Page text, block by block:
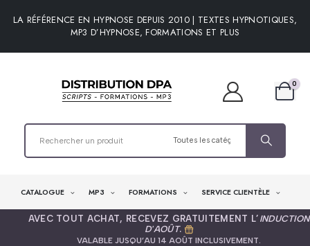
LA RÉFÉRENCE EN HYPNOSE DEPUIS 2010 | TEXTES HYPNOTIQUES,
MP3 D’HYPNOSE, FORMATIONS ET PLUS
0
CATALOGUE MP3 FORMATIONS SERVICE CLIENTÈLE
AVEC TOUT ACHAT, RECEVEZ GRATUITEMENT L’ INDUCTION
D'AOÛT.
VALABLE JUSQU’AU 14 AOÛT INCLUSIVEMENT.